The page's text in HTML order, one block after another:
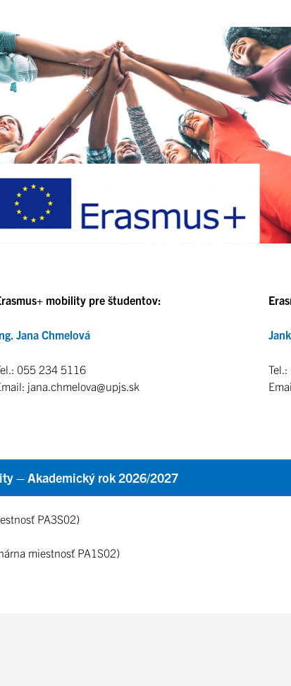
mobility pre študentov:
Jana Chmelová
055 234 5116
jana.chmelova@upjs.sk
– Akademický rok 2026/2027
PA3S02)
miestnosť PA1S02)